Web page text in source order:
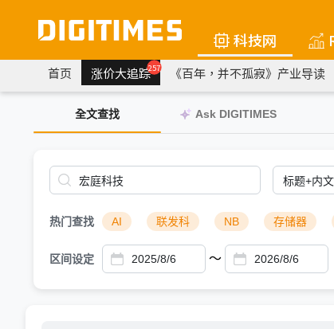
科技网
首页 涨价大追踪257 《百年，并不孤寂》产业导读
全文查找 Ask DIGITIMES
热门查找 AI 联发科 NB 存储器
区间设定 ～